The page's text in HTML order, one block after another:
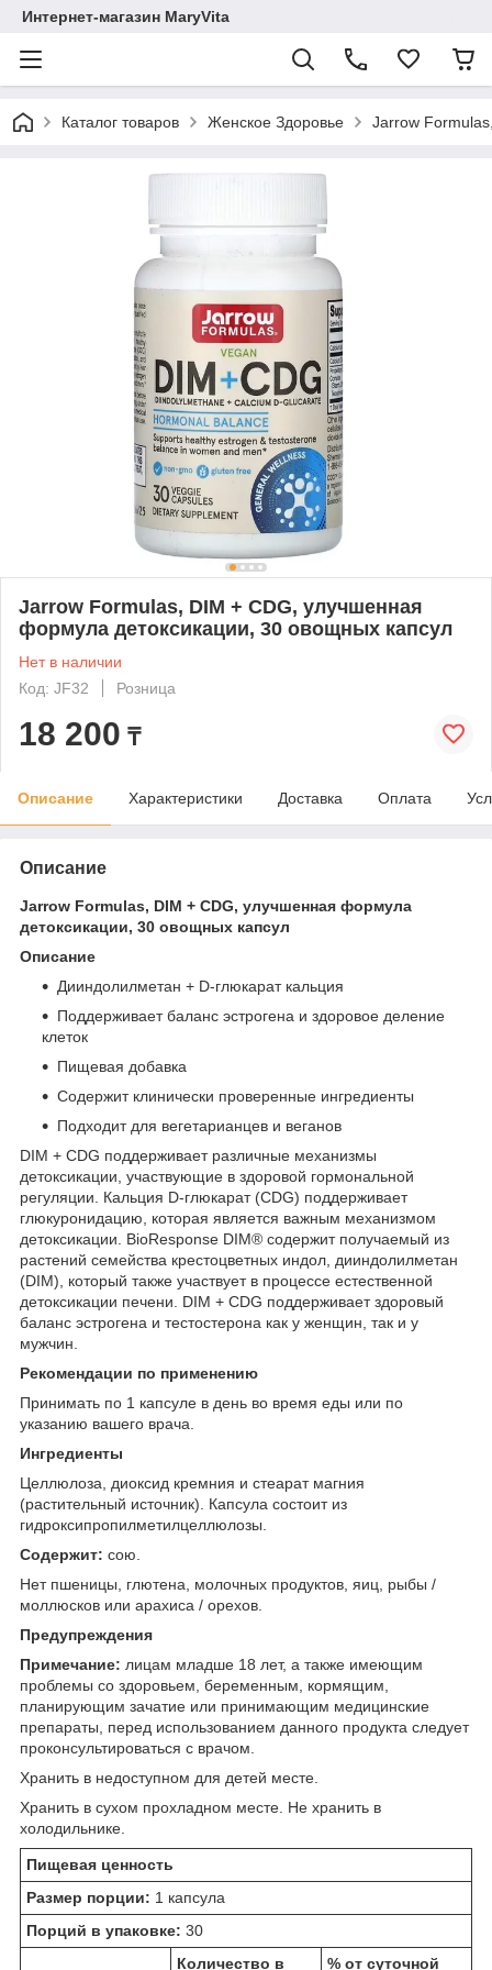
Интернет-магазин MaryVita
Каталог товаров Женское Здоровье Jarrow
Jarrow Formulas, DIM + CDG, улучшенная
формула детоксикации, 30 овощных капсул
Нет в наличии
Код: JF32
Розница
18 200 ₸
Описание Характеристики Доставка Оплата
Описание
Jarrow Formulas, DIM + CDG, улучшенная формула
детоксикации, 30 овощных капсул
Описание
Дииндолилметан + D-глюкарат кальция
Поддерживает баланс эстрогена и здоровое деление
клеток
Пищевая добавка
Содержит клинически проверенные ингредиенты
Подходит для вегетарианцев и веганов
DIM + CDG поддерживает различные механизмы
детоксикации, участвующие в здоровой гормональной
регуляции. Кальция D-глюкарат (CDG) поддерживает
глюкуронидацию, которая является важным механизмом
детоксикации. BioResponse DIM® содержит получаемый из
растений семейства крестоцветных индол, дииндолилметан
(DIM), который также участвует в процессе естественной
детоксикации печени. DIM + CDG поддерживает здоровый
баланс эстрогена и тестостерона как у женщин, так и у
мужчин.
Рекомендации по применению
Принимать по 1 капсуле в день во время еды или по
указанию вашего врача.
Ингредиенты
Целлюлоза, диоксид кремния и стеарат магния
(растительный источник). Капсула состоит из
гидроксипропилметилцеллюлозы.
Содержит: сою.
Нет пшеницы, глютена, молочных продуктов, яиц, рыбы /
моллюсков или арахиса / орехов.
Предупреждения
Примечание: лицам младше 18 лет, а также имеющим
проблемы со здоровьем, беременным, кормящим,
планирующим зачатие или принимающим медицинские
препараты, перед использованием данного продукта следует
проконсультироваться с врачом.
Хранить в недоступном для детей месте.
Хранить в сухом прохладном месте. Не хранить в
холодильнике.
Пищевая ценность
Размер порции: 1 капсула
Порций в упаковке: 30
Количество в
% от суточной